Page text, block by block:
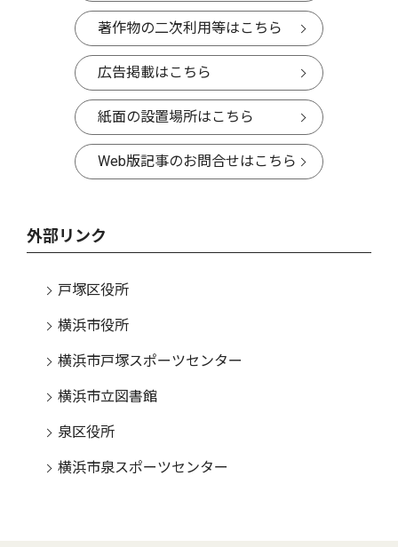
著作物の二次利用等はこちら
広告掲載はこちら
紙面の設置場所はこちら
Web版記事のお問合せはこちら
外部リンク
戸塚区役所
横浜市役所
横浜市戸塚スポーツセンター
横浜市立図書館
泉区役所
横浜市泉スポーツセンター